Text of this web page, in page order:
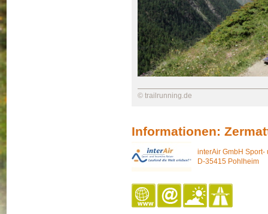
© trailrunning.de
Informationen:
interAir GmbH
D-35415 Pohlheim